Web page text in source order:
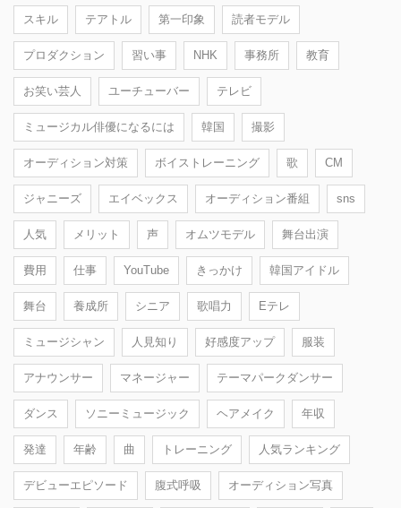
スキル テアトル 第一印象 読者モデル
プロダクション 習い事 NHK 事務所 教育
お笑い芸人 ユーチューバー テレビ
ミュージカル俳優になるには 韓国 撮影
オーディション対策 ボイストレーニング 歌 CM
ジャニーズ エイベックス オーディション番組 sns
人気 メリット 声 オムツモデル 舞台出演
費用 仕事 YouTube きっかけ 韓国アイドル
舞台 養成所 シニア 歌唱力 Eテレ
ミュージシャン 人見知り 好感度アップ 服装
アナウンサー マネージャー テーマパークダンサー
ダンス ソニーミュージック ヘアメイク 年収
発達 年齢 曲 トレーニング 人気ランキング
デビューエピソード 腹式呼吸 オーディション写真